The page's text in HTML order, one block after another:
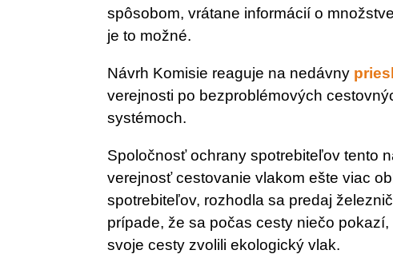
spôsobom, vrátane informácií o
je to možné.
Návrh Komisie reaguje na nedávny
verejnosti po bezproblémových
systémoch.
Spoločnosť ochrany spotrebiteľov tento
verejnosť cestovanie vlakom ešte viac
spotrebiteľov, rozhodla sa predaj
prípade, že sa počas cesty niečo
svoje cesty zvolili ekologický vlak.